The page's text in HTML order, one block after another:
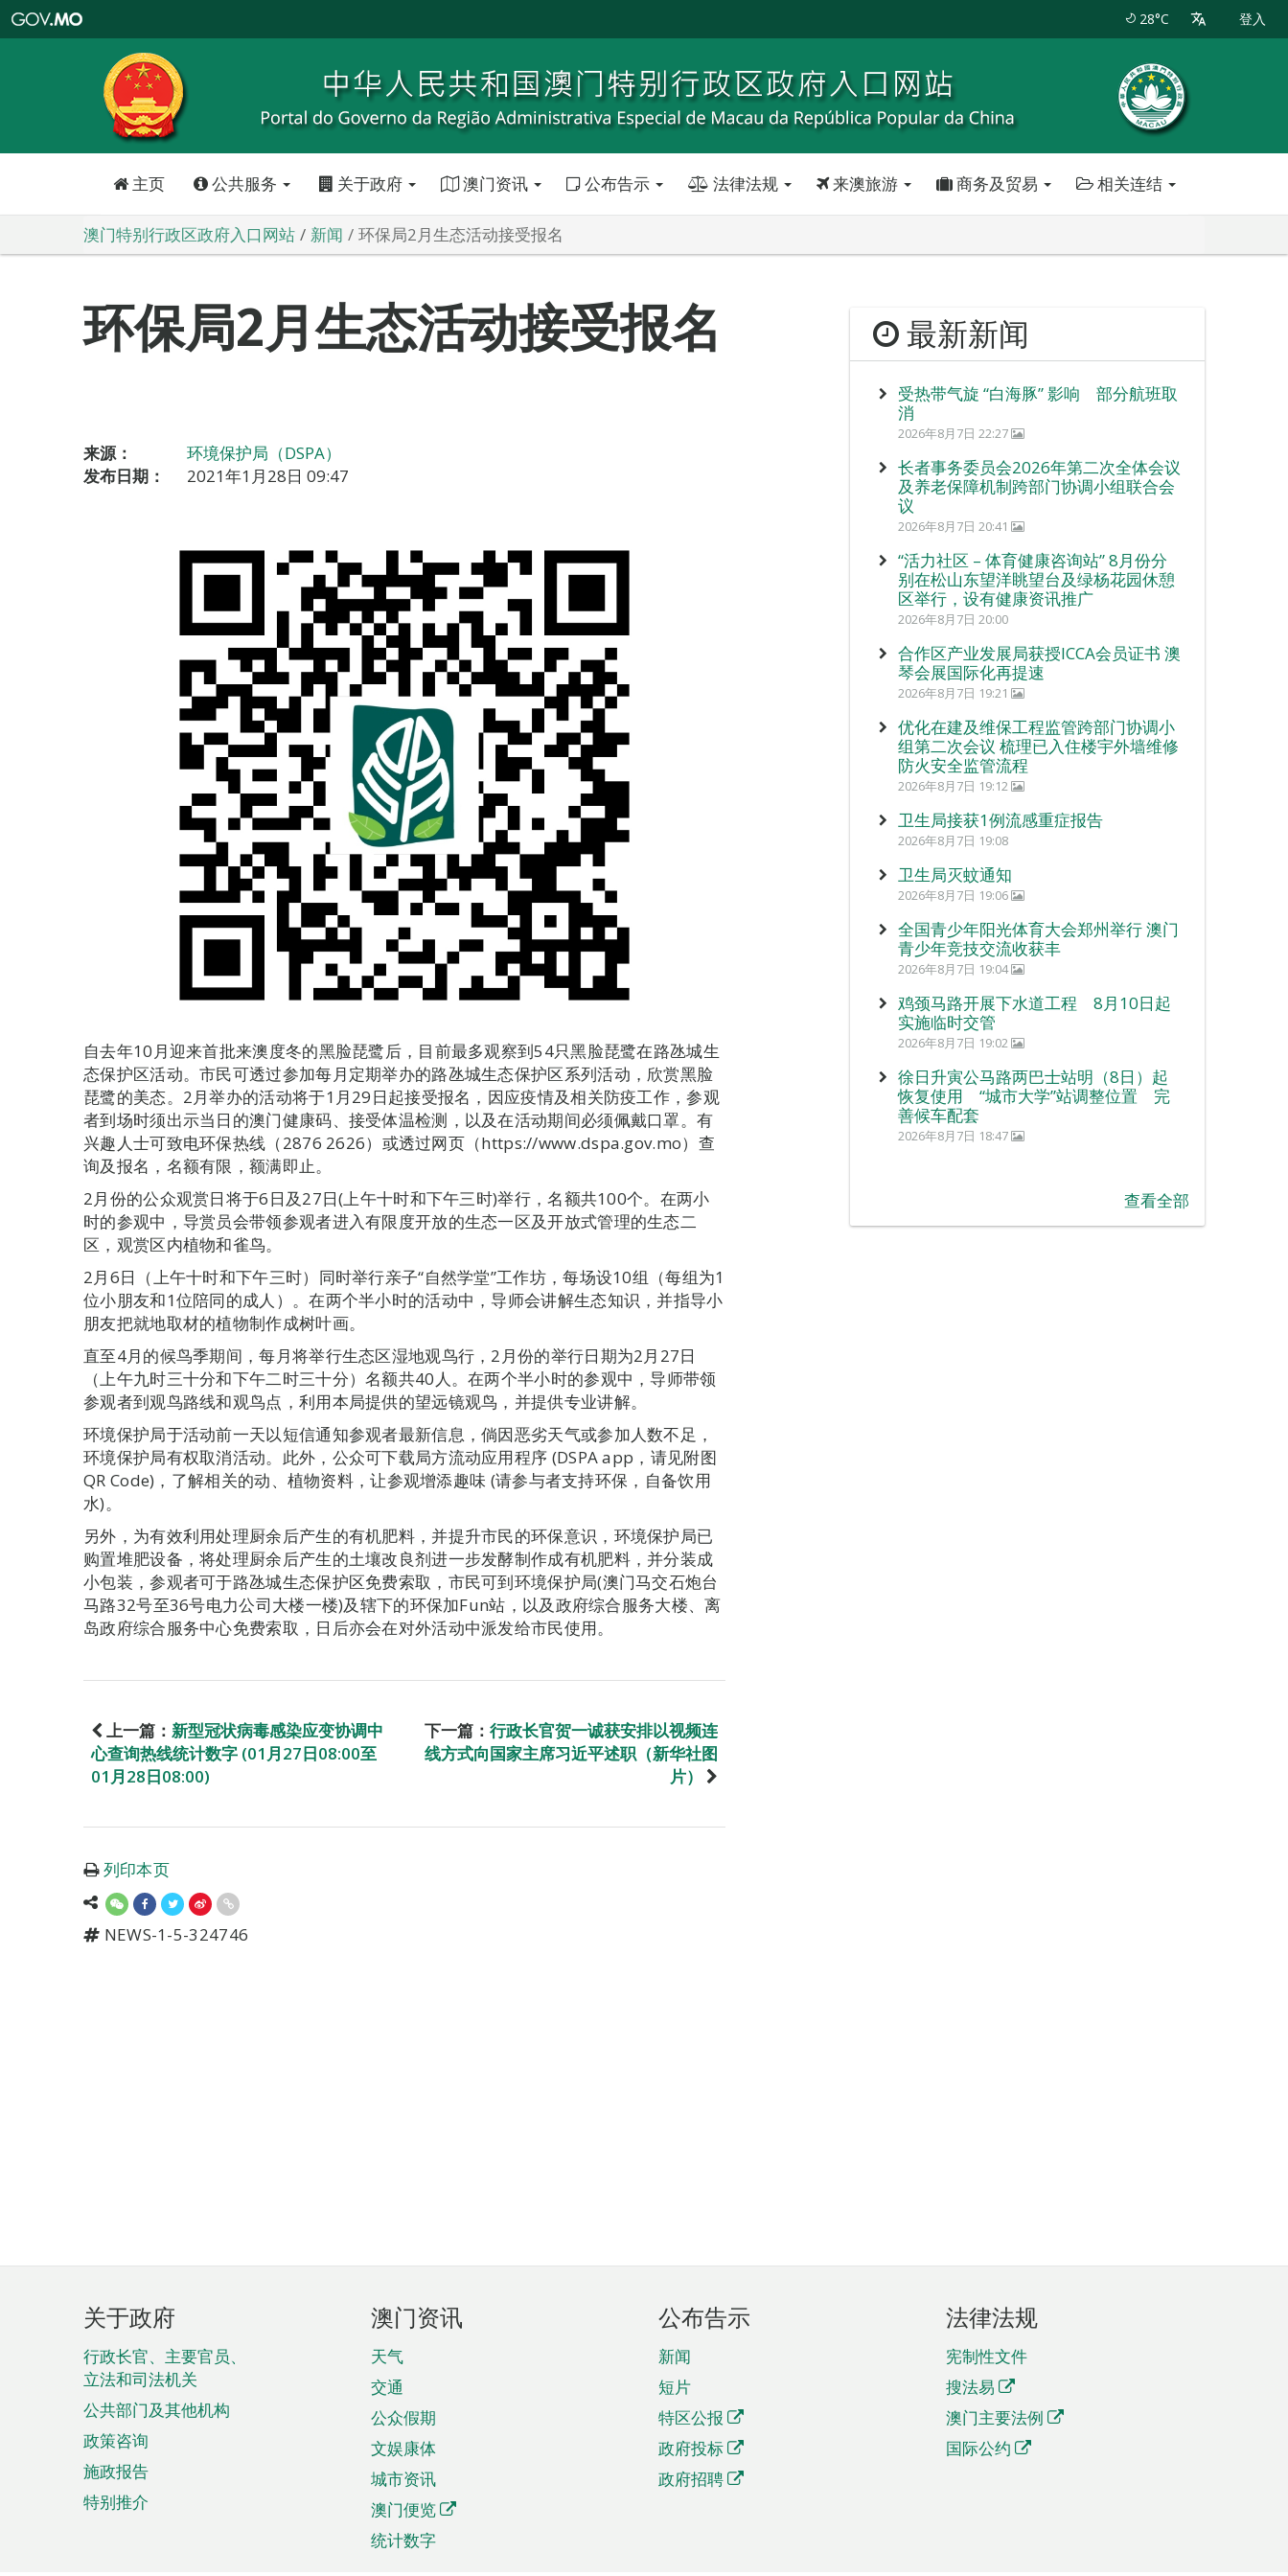
特
政
区
政
口
28°C 登入
主页 公共服务 关于政府 澳门资讯 公布告示 法律法规 来澳旅游 商务及贸易 相关连结
澳门特别行政区政府入口网站 新闻 环保局2月生态活动接受报名
环保局2月生态活动接受报名
来源：
环境保护局（DSPA）
发布日期：
2021年1月28日 09:47
自去年10月迎来首批来澳度冬的黑脸琵鹭后，目前最多观察到54只黑脸琵鹭在路氹城生
态保护区活动。市民可透过参加每月定期举办的路氹城生态保护区系列活动，欣赏黑脸
琵鹭的美态。2月举办的活动将于1月29日起接受报名，因应疫情及相关防疫工作，参观
者到场时须出示当日的澳门健康码、接受体温检测，以及在活动期间必须佩戴口罩。有
兴趣人士可致电环保热线（2876 2626）或透过网页（https://www.dspa.gov.mo）查
询及报名，名额有限，额满即止。
2月份的公众观赏日将于6日及27日(上午十时和下午三时)举行，名额共100个。在两小
时的参观中，导赏员会带领参观者进入有限度开放的生态一区及开放式管理的生态二
区，观赏区内植物和雀鸟。
2月6日（上午十时和下午三时）同时举行亲子“自然学堂”工作坊，每场设10组（每组为1
位小朋友和1位陪同的成人）。在两个半小时的活动中，导师会讲解生态知识，并指导小
朋友把就地取材的植物制作成树叶画。
直至4月的候鸟季期间，每月将举行生态区湿地观鸟行，2月份的举行日期为2月27日
（上午九时三十分和下午二时三十分）名额共40人。在两个半小时的参观中，导师带领
参观者到观鸟路线和观鸟点，利用本局提供的望远镜观鸟，并提供专业讲解。
环境保护局于活动前一天以短信通知参观者最新信息，倘因恶劣天气或参加人数不足，
环境保护局有权取消活动。此外，公众可下载局方流动应用程序 (DSPA app，请见附图
QR Code)，了解相关的动、植物资料，让参观增添趣味 (请参与者支持环保，自备饮用
水)。
另外，为有效利用处理厨余后产生的有机肥料，并提升市民的环保意识，环境保护局已
购置堆肥设备，将处理厨余后产生的土壤改良剂进一步发酵制作成有机肥料，并分装成
小包装，参观者可于路氹城生态保护区免费索取，市民可到环境保护局(澳门马交石炮台
马路32号至36号电力公司大楼一楼)及辖下的环保加Fun站，以及政府综合服务大楼、离
岛政府综合服务中心免费索取，日后亦会在对外活动中派发给市民使用。
上一篇： 新型冠状病毒感染应变协调中
心查询热线统计数字 (01月27日08:00至
01月28日08:00)
下一篇： 行政长官贺一诚获安排以视频连
线方式向国家主席习近平述职（新华社图
片）
列印本页
NEWS-1-5-324746
最新新闻
受热带气旋 “白海豚” 影响 部分航班取
消
2026年8月7日 22:27
长者事务委员会2026年第二次全体会议
及养老保障机制跨部门协调小组联合会
议
2026年8月7日 20:41
“活力社区 – 体育健康咨询站” 8月份分
别在松山东望洋眺望台及绿杨花园休憩
区举行，设有健康资讯推广
2026年8月7日 20:00
合作区产业发展局获授ICCA会员证书 澳
琴会展国际化再提速
2026年8月7日 19:21
优化在建及维保工程监管跨部门协调小
组第二次会议 梳理已入住楼宇外墙维修
防火安全监管流程
2026年8月7日 19:12
卫生局接获1例流感重症报告
2026年8月7日 19:08
卫生局灭蚊通知
2026年8月7日 19:06
全国青少年阳光体育大会郑州举行 澳门
青少年竞技交流收获丰
2026年8月7日 19:04
鸡颈马路开展下水道工程 8月10日起
实施临时交管
2026年8月7日 19:02
徐日升寅公马路两巴士站明（8日）起
恢复使用 “城市大学”站调整位置 完
善候车配套
2026年8月7日 18:47
查看全部
页
脚
菜
单
关于政府
行政长官、主要官员、
立法和司法机关
公共部门及其他机构
政策咨询
施政报告
特别推介
澳门资讯
天气
交通
公众假期
文娱康体
城市资讯
澳门便览
统计数字
公布告示
新闻
短片
特区公报
政府投标
政府招聘
法律法规
宪制性文件
搜法易
澳门主要法例
国际公约